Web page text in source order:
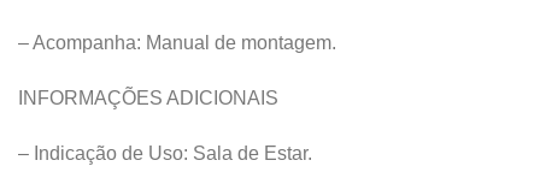
– Acompanha: Manual de montagem.
INFORMAÇÕES ADICIONAIS
– Indicação de Uso: Sala de Estar.